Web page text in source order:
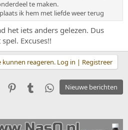
te maken.
ik hem met liefde weer terug
het iets anders gelezen. Dus
Excuses!!
kunnen reageren. Log in | Registreer
Nieuwe berichten
PinterestTumblrWhatsApp